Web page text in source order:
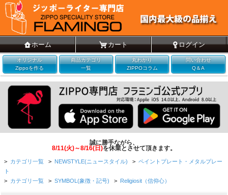
ホーム カート ログイン
オリジナル
Zippoを作る
商品カテゴリ
一覧
丸わかり
ZIPPOコラム
問い合わせ
Q＆A
誠に勝手ながら、
8/11(火)～8/16(日)を休業とさせて頂きます。
> カテゴリ一覧 > NEWSTYLE(ニュースタイル) > ペイントプレート・メタルプレー
ト
> カテゴリ一覧 > SYMBOL(象徴・記号) > Religiosit（信仰心）